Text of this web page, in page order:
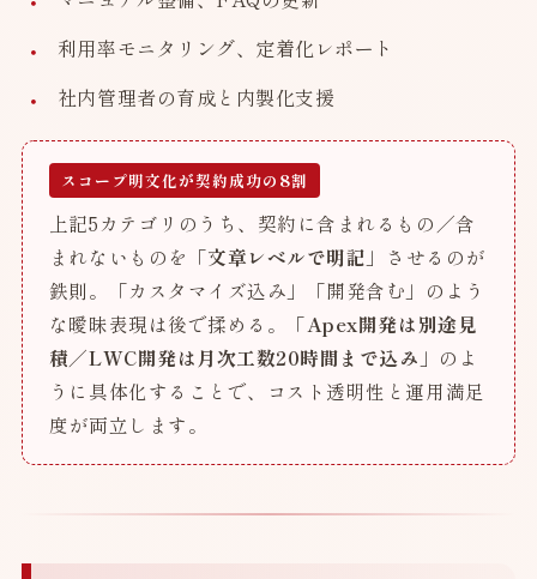
利用率モニタリング、定着化レポート
社内管理者の育成と内製化支援
スコープ明文化が契約成功の8割
上記5カテゴリのうち、契約に含まれるもの／含
まれないものを 「文章レベルで明記」
させるのが
鉄則。「カスタマイズ込み」「開発含む」のよう
な曖昧表現は後で揉める。
「Apex開発は別途見
積／LWC開発は月次工数20時間まで込み」 のよ
うに具体化することで、コスト透明性と運用満足
度が両立します。